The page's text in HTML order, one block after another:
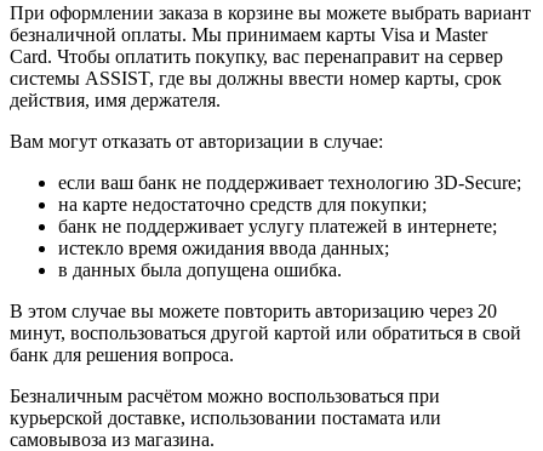
При оформлении заказа в корзине вы можете выбрать вариант
безналичной оплаты. Мы принимаем карты Visa и Master
Card. Чтобы оплатить покупку, вас перенаправит на сервер
системы ASSIST, где вы должны ввести номер карты, срок
действия, имя держателя.
Вам могут отказать от авторизации в случае:
если ваш банк не поддерживает технологию 3D-Secure;
на карте недостаточно средств для покупки;
банк не поддерживает услугу платежей в интернете;
истекло время ожидания ввода данных;
в данных была допущена ошибка.
В этом случае вы можете повторить авторизацию через 20
минут, воспользоваться другой картой или обратиться в свой
банк для решения вопроса.
Безналичным расчётом можно воспользоваться при
курьерской доставке, использовании постамата или
самовывоза из магазина.